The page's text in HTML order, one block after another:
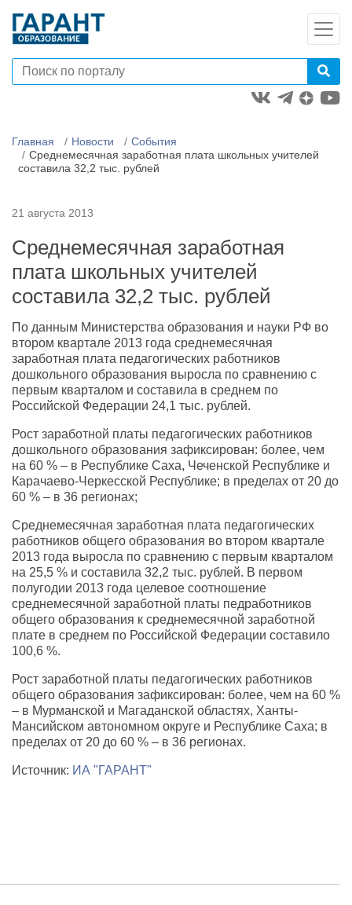
Главная Новости
События
Среднемесячная заработная плата школьных учителей
составила 32,2 тыс. рублей
21 августа 2013
Среднемесячная заработная
плата школьных учителей
составила 32,2 тыс. рублей
По данным Министерства образования и науки РФ во
втором квартале 2013 года среднемесячная
заработная плата педагогических работников
дошкольного образования выросла по сравнению с
первым кварталом и составила в среднем по
Российской Федерации 24,1 тыс. рублей.
Рост заработной платы педагогических работников
дошкольного образования зафиксирован: более, чем
на 60 % – в Республике Саха, Чеченской Республике и
Карачаево-Черкесской Республике; в пределах от 20 до
60 % – в 36 регионах;
Среднемесячная заработная плата педагогических
работников общего образования во втором квартале
2013 года выросла по сравнению с первым кварталом
на 25,5 % и составила 32,2 тыс. рублей. В первом
полугодии 2013 года целевое соотношение
среднемесячной заработной платы педработников
общего образования к среднемесячной заработной
плате в среднем по Российской Федерации составило
100,6 %.
Рост заработной платы педагогических работников
общего образования зафиксирован: более, чем на 60 %
– в Мурманской и Магаданской областях, Ханты-
Мансийском автономном округе и Республике Саха; в
пределах от 20 до 60 % – в 36 регионах.
Источник: ИА "ГАРАНТ"